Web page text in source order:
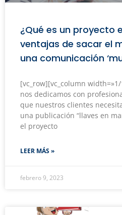
¿Qué es un proyecto
ventajas de sacar el
una comunicación
[vc_row][vc_column
nos dedicamos con
que nuestros clientes
una publicación “llaves en
el proyecto
LEER MÁS »
febrero 9, 2023